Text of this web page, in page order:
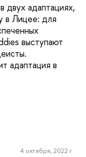
двух адаптациях,
в Лицее: для
выступают
адаптация в
4 октября, 2022 г.